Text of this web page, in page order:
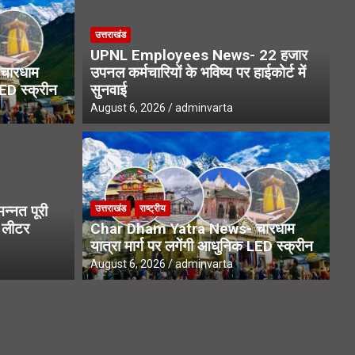
लोगों तक पहुंचे एसआईआर नोटिस,
फोकस
स्क्रीन
पूरी
उत्तराखंड
UPNL Employees News- 22 हजार
उपनल कर्मचारियों के भविष्य पर हाईकोर्ट में
सुनवाई
August 6, 2026 adminvarta
उत्तराखंड राष्ट्रीय
Char Dham Yatra News- चारधाम
यात्रा मार्ग पर लगेंगी आधुनिक LED स्क्रीन
August 6, 2026 adminvarta